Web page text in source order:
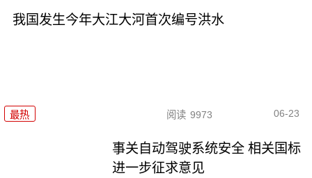
我国发生今年大江大河首次编号洪水
最热 阅读 9973 06-23
事关自动驾驶系统安全 相关国标
进一步征求意见